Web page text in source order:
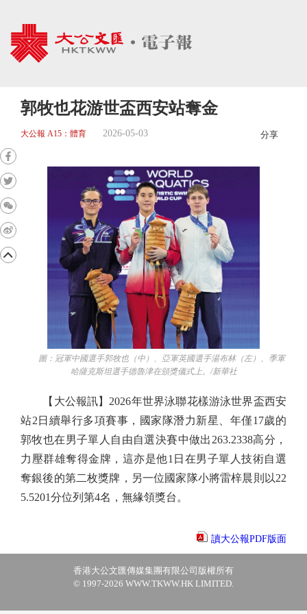
郭牧也花游世盃西安站奪金
大公報 A15：體育 2026-05-03 分享
圖：冠軍中國選手郭牧也（中）、亞軍英國選手湯布林（左）、季軍
哈薩克斯坦選手德魯津在頒獎儀式上。/新華社
【大公報訊】2026年世界泳聯花樣游泳世界盃西安
站2日續舉行多項賽事，國家隊潛力新星、年僅17歲的
郭牧也在男子單人自由自選決賽中做出263.2338高分，
力壓群雄奪得金牌，這亦是他1日在男子單人技術自選
奪銀後的第二枚獎牌，另一位國家隊小將雷梓晨則以22
5.5201分位列第4名，無緣領獎台。
讀大公報PDF版面
香港大公文匯傳媒集團有限公司版權所有
© 1997-2026 WWW.TKWW.HK LIMITED.